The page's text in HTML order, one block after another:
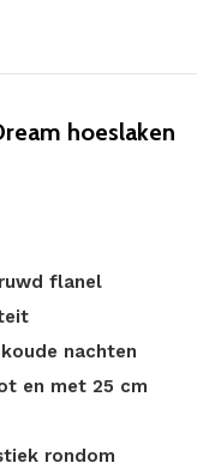
hoeslaken
flanel
nachten
en met 25 cm
rondom